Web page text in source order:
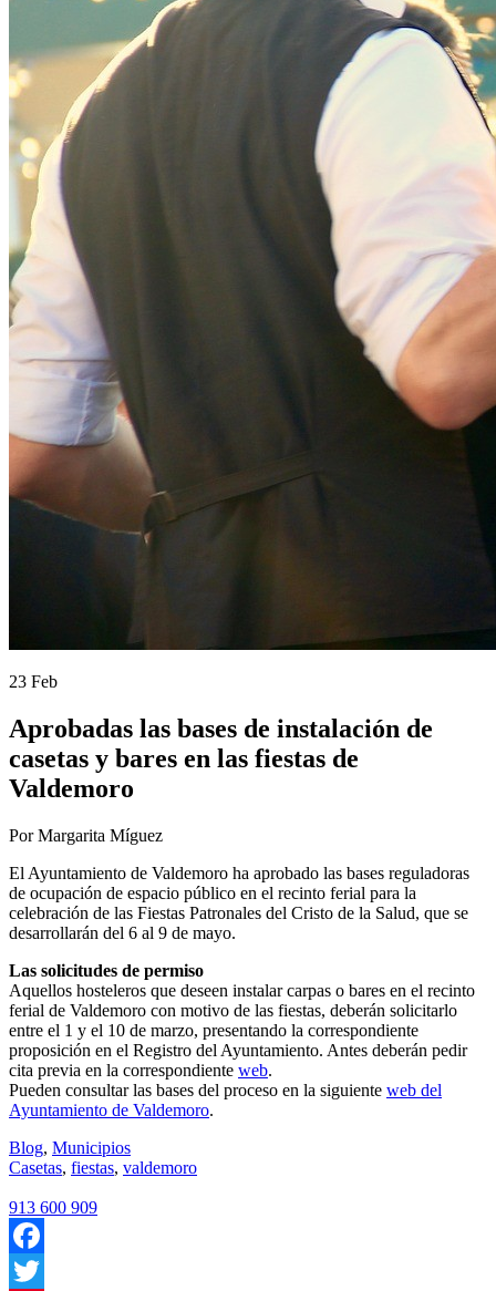
23 Feb
Aprobadas las bases de instalación de
casetas y bares en las fiestas de
Valdemoro
Por Margarita Míguez
El Ayuntamiento de Valdemoro ha aprobado las bases reguladoras
de ocupación de espacio público en el recinto ferial para la
celebración de las Fiestas Patronales del Cristo de la Salud, que se
desarrollarán del 6 al 9 de mayo.
Las solicitudes de permiso
Aquellos hosteleros que deseen instalar carpas o bares en el recinto
ferial de Valdemoro con motivo de las fiestas, deberán solicitarlo
entre el 1 y el 10 de marzo, presentando la correspondiente
proposición en el Registro del Ayuntamiento. Antes deberán pedir
cita previa en la correspondiente web.
Pueden consultar las bases del proceso en la siguiente web del
Ayuntamiento de Valdemoro.
Blog, Municipios
Casetas, fiestas, valdemoro
913 600 909
Facebook